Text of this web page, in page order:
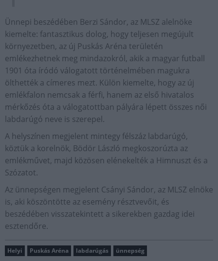
Ünnepi beszédében Berzi Sándor, az MLSZ alelnöke
kiemelte: fantasztikus dolog, hogy teljesen megújult
környezetben, az új Puskás Aréna területén
emlékezhetnek meg mindazokról, akik a magyar futball
1901 óta íródó válogatott történelmében magukra
ölthették a címeres mezt. Külön kiemelte, hogy az új
emlékfalon nemcsak a férfi, hanem az első hivatalos
mérkőzés óta a válogatottban pályára lépett összes női
labdarúgó neve is szerepel.
A helyszínen megjelent mintegy félszáz labdarúgó,
köztük a korelnök, Bödör László megkoszorúzta az
emlékművet, majd közösen elénekelték a Himnuszt és a
Szózatot.
Az ünnepségen megjelent Csányi Sándor, az MLSZ elnöke
is, aki köszöntötte az esemény résztvevőit, és
beszédében visszatekintett a sikerekben gazdag idei
esztendőre.
Helyi Puskás Aréna labdarúgás ünnepség